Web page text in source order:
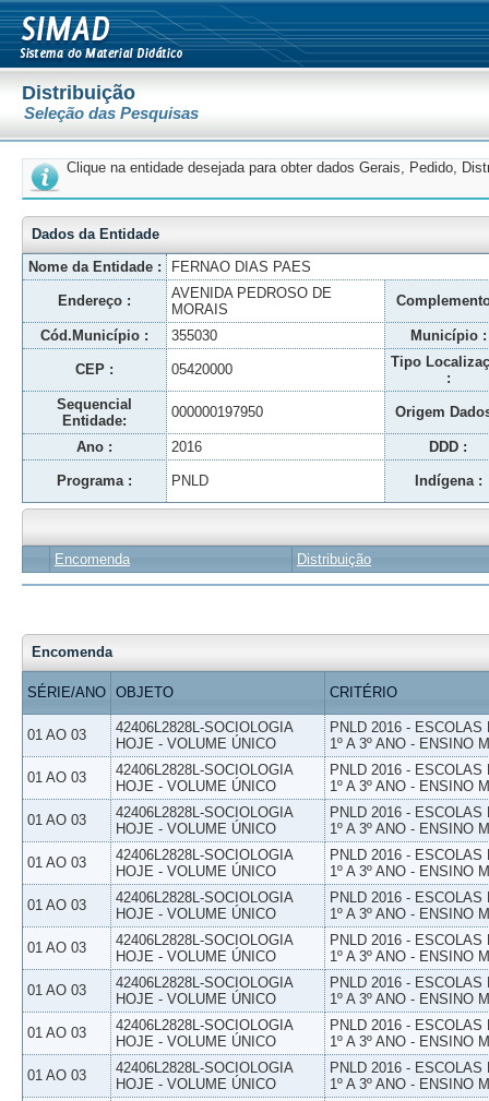
Distribuição
Seleção das Pesquisas
Clique na entidade desejada para obter dados Gerais, Pedido,
Dados da Entidade
Nome da Entidade :
FERNAO DIAS PAES
Endereço :
AVENIDA PEDROSO DE
MORAIS
Cód.Município : 355030 Município :
CEP : 05420000
Tipo
:
Sequencial
Entidade:
000000197950 Origem
Ano : 2016 DDD :
Programa : PNLD Indígena :
Encomenda Distribuição
Encomenda
SÉRIE/ANO OBJETO CRITÉRIO
01 AO 03
42406L2828L-SOCIOLOGIA
HOJE - VOLUME ÚNICO
PNLD 2016 -
1º A 3º ANO - ENSINO
01 AO 03
42406L2828L-SOCIOLOGIA
HOJE - VOLUME ÚNICO
PNLD 2016 -
1º A 3º ANO - ENSINO
01 AO 03
42406L2828L-SOCIOLOGIA
HOJE - VOLUME ÚNICO
PNLD 2016 -
1º A 3º ANO - ENSINO
01 AO 03
42406L2828L-SOCIOLOGIA
HOJE - VOLUME ÚNICO
PNLD 2016 -
1º A 3º ANO - ENSINO
01 AO 03
42406L2828L-SOCIOLOGIA
HOJE - VOLUME ÚNICO
PNLD 2016 -
1º A 3º ANO - ENSINO
01 AO 03
42406L2828L-SOCIOLOGIA
HOJE - VOLUME ÚNICO
PNLD 2016 -
1º A 3º ANO - ENSINO
01 AO 03
42406L2828L-SOCIOLOGIA
HOJE - VOLUME ÚNICO
PNLD 2016 -
1º A 3º ANO - ENSINO
01 AO 03
42406L2828L-SOCIOLOGIA
HOJE - VOLUME ÚNICO
PNLD 2016 -
1º A 3º ANO - ENSINO
01 AO 03
42406L2828L-SOCIOLOGIA
HOJE - VOLUME ÚNICO
PNLD 2016 -
1º A 3º ANO - ENSINO